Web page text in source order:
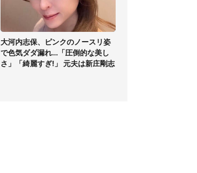
大河内志保、ピンクのノースリ姿
で色気ダダ漏れ...「圧倒的な美し
さ」「綺麗すぎ!」 元夫は新庄剛志